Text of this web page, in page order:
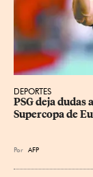
DEPORTES
PSG deja
Supercopa de
Por AFP